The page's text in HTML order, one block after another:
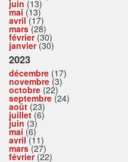
juin (13)
mai (13)
avril(17)
mars(28)
février(30)
janvier(30)
2023
décembre (17)
novembre (3)
octobre (22)
septembre (24)
août (23)
juillet(6)
juin (3)
mai (6)
avril(11)
mars(27)
février(22)